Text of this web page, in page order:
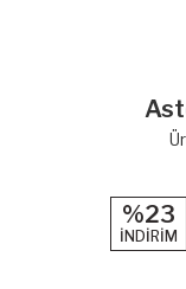
%23
İNDİRİM